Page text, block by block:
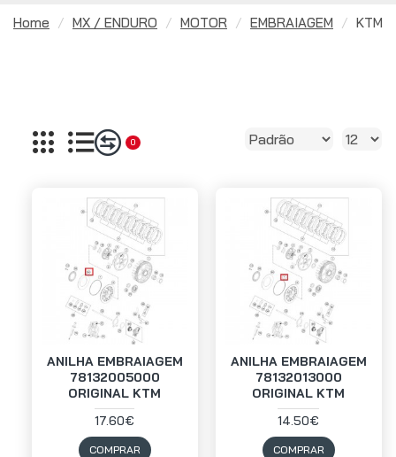
Home MX / ENDURO MOTOR EMBRAIAGEM KTM
0
ANILHA EMBRAIAGEM
78132005000
ORIGINAL KTM
17.60€
COMPRAR
ANILHA EMBRAIAGEM
78132013000
ORIGINAL KTM
14.50€
COMPRAR